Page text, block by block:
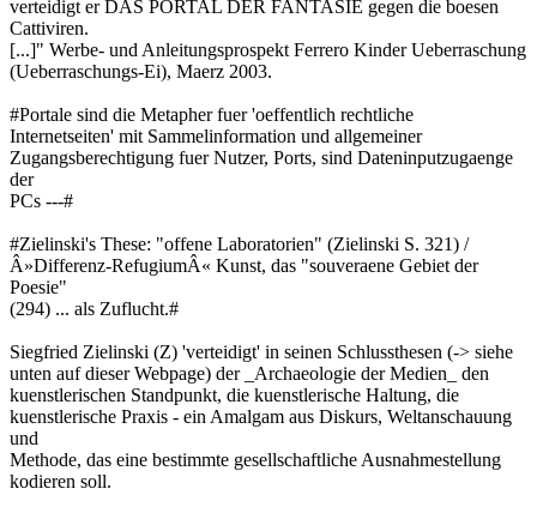
verteidigt er DAS PORTAL DER FANTASIE gegen die boesen
Cattiviren.
[...]" Werbe- und Anleitungsprospekt Ferrero Kinder Ueberraschung
(Ueberraschungs-Ei), Maerz 2003.
#Portale sind die Metapher fuer 'oeffentlich rechtliche
Internetseiten' mit Sammelinformation und allgemeiner
Zugangsberechtigung fuer Nutzer, Ports, sind Dateninputzugaenge
der
PCs ---#
#Zielinski's These: "offene Laboratorien" (Zielinski S. 321) /
Â»Differenz-RefugiumÂ« Kunst, das "souveraene Gebiet der
Poesie"
(294) ... als Zuflucht.#
Siegfried Zielinski (Z) 'verteidigt' in seinen Schlussthesen (-> siehe
unten auf dieser Webpage) der _Archaeologie der Medien_ den
kuenstlerischen Standpunkt, die kuenstlerische Haltung, die
kuenstlerische Praxis - ein Amalgam aus Diskurs, Weltanschauung
und
Methode, das eine bestimmte gesellschaftliche Ausnahmestellung
kodieren soll.